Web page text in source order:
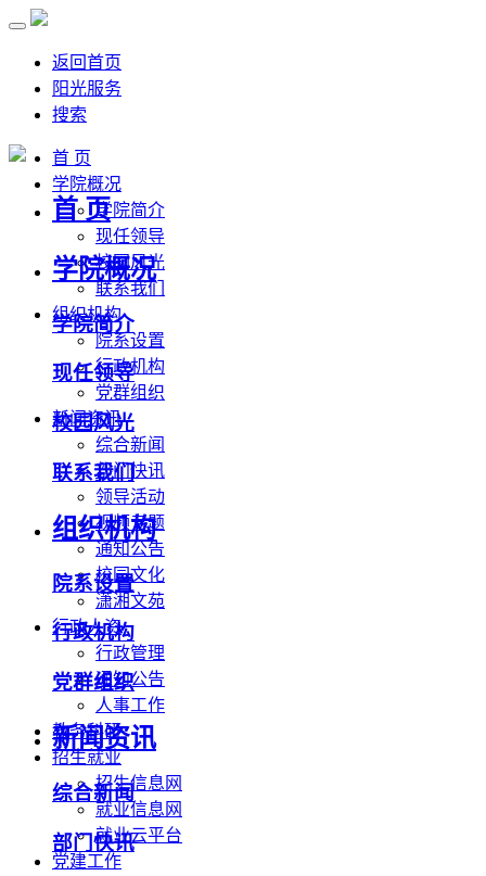
返回首页
阳光服务
搜索
首 页
学院概况
学院简介
现任领导
校园风光
联系我们
组织机构
院系设置
行政机构
党群组织
新闻资讯
综合新闻
部门快讯
领导活动
视频专题
通知公告
校园文化
潇湘文苑
行政人资
行政管理
通知公告
人事工作
教务科研
招生就业
招生信息网
就业信息网
就业云平台
党建工作
首 页
学院概况
学院简介
现任领导
校园风光
联系我们
组织机构
院系设置
行政机构
党群组织
新闻资讯
综合新闻
部门快讯